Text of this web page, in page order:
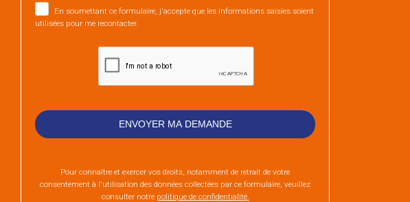
En soumettant ce formulaire, j'accepte que les informations saisies soient
utilisées pour me recontacter.
Pour connaître et exercer vos droits, notamment de retrait de votre
consentement à l'utilisation des données collectées par ce formulaire, veuillez
consulter notre politique de confidentialité.